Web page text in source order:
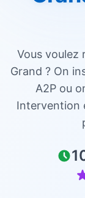
Vous voulez
Grand ? On
A2P ou
Intervention